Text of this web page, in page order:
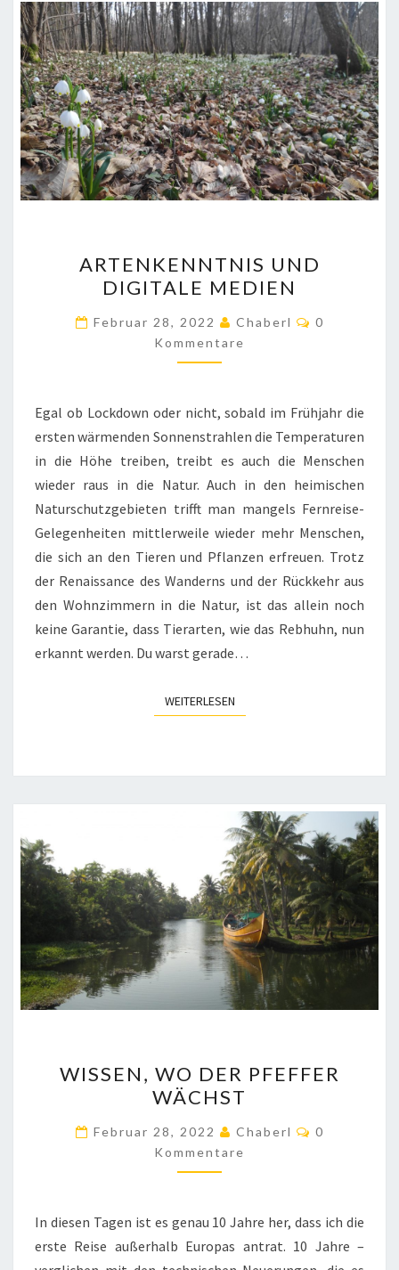
UND
DIGITALE
MEDIEN
ARTENKENNTNIS UND
DIGITALE MEDIEN
Februar 28, 2022 Chaberl
0
Kommentare
Egal ob Lockdown oder nicht, sobald im Frühjahr die
ersten wärmenden Sonnenstrahlen die Temperaturen
in die Höhe treiben, treibt es auch die Menschen
wieder raus in die Natur. Auch in den heimischen
Naturschutzgebieten trifft man mangels Fernreise-
Gelegenheiten mittlerweile wieder mehr Menschen,
die sich an den Tieren und Pflanzen erfreuen. Trotz
der Renaissance des Wanderns und der Rückkehr aus
den Wohnzimmern in die Natur, ist das allein noch
keine Garantie, dass Tierarten, wie das Rebhuhn, nun
erkannt werden. Du warst gerade…
WEITERLESENWEITERLESEN
WO
DER
PFEFFER
WÄCHST
WISSEN, WO DER PFEFFER
WÄCHST
Februar 28, 2022 Chaberl
0
Kommentare
In diesen Tagen ist es genau 10 Jahre her, dass ich die
erste Reise außerhalb Europas antrat. 10 Jahre –